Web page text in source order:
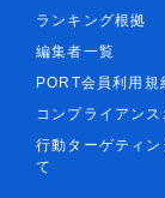
ランキング根拠
編集者一覧
PORT会員利用規
コンプライアンス
行動ターゲティ
て